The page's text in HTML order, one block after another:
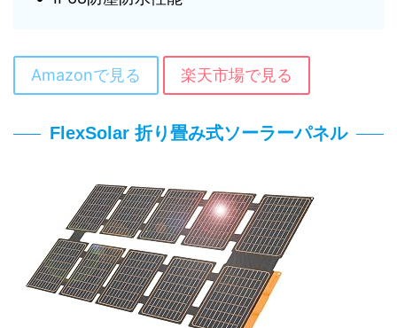
Amazonで見る 楽天市場で見る
FlexSolar 折り畳み式ソーラーパネル